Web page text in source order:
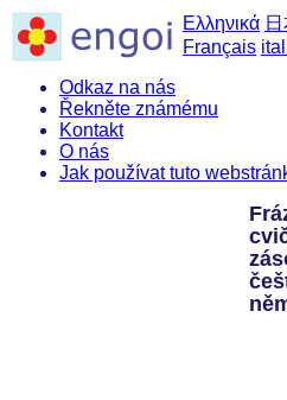
Ελληνικά
Français
Odkaz na nás
Řekněte známému
Kontakt
O nás
Jak používat tuto